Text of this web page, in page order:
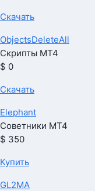
Скачать
ObjectsDeleteAll
Скрипты МТ4
$ 0
Скачать
Elephant
Советники МТ4
$ 350
Купить
GL2MA